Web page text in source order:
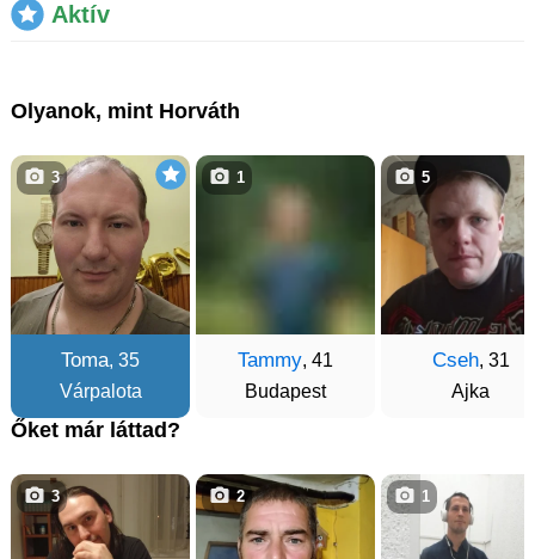
Aktív
Olyanok, mint Horváth
Toma, 35
Várpalota
3
Tammy, 41
Budapest
1
Cseh, 31
Ajka
5
Őket már láttad?
3 2 1